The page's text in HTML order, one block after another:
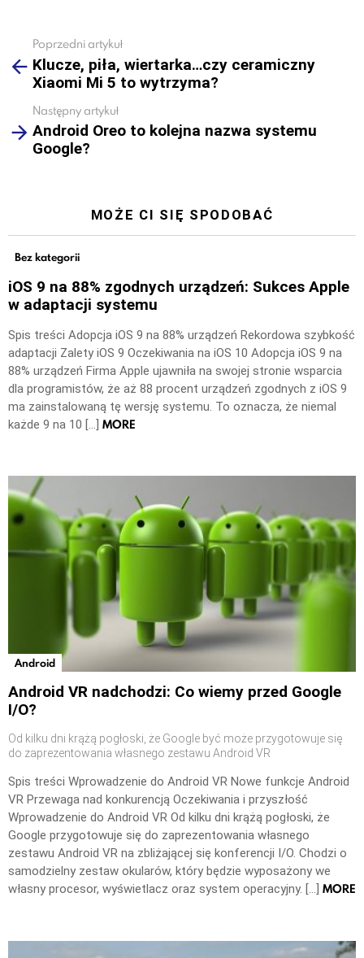
more
Poprzedni artykuł
Klucze, piła, wiertarka…czy ceramiczny
Xiaomi Mi 5 to wytrzyma?
Następny artykuł
Android Oreo to kolejna nazwa systemu
Google?
MOŻE CI SIĘ SPODOBAĆ
Bez kategorii
iOS 9 na 88% zgodnych urządzeń: Sukces Apple
w adaptacji systemu
Spis treści Adopcja iOS 9 na 88% urządzeń Rekordowa szybkość
adaptacji Zalety iOS 9 Oczekiwania na iOS 10 Adopcja iOS 9 na
88% urządzeń Firma Apple ujawniła na swojej stronie wsparcia
dla programistów, że aż 88 procent urządzeń zgodnych z iOS 9
ma zainstalowaną tę wersję systemu. To oznacza, że niemal
każde 9 na 10 […] MORE
Android
Android VR nadchodzi: Co wiemy przed Google
I/O?
Od kilku dni krążą pogłoski, że Google być może przygotowuje się
do zaprezentowania własnego zestawu Android VR
Spis treści Wprowadzenie do Android VR Nowe funkcje Android
VR Przewaga nad konkurencją Oczekiwania i przyszłość
Wprowadzenie do Android VR Od kilku dni krążą pogłoski, że
Google przygotowuje się do zaprezentowania własnego
zestawu Android VR na zbliżającej się konferencji I/O. Chodzi o
samodzielny zestaw okularów, który będzie wyposażony we
własny procesor, wyświetlacz oraz system operacyjny. […] MORE